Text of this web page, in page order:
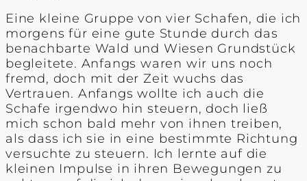
Eine kleine Gruppe von vier Schafen, die ich
morgens für eine gute Stunde durch das
benachbarte Wald und Wiesen Grundstück
begleitete. Anfangs waren wir uns noch
fremd, doch mit der Zeit wuchs das
Vertrauen. Anfangs wollte ich auch die
Schafe irgendwo hin steuern, doch ließ
mich schon bald mehr von ihnen treiben,
als dass ich sie in eine bestimmte Richtung
versuchte zu steuern. Ich lernte auf die
kleinen Impulse in ihren Bewegungen zu